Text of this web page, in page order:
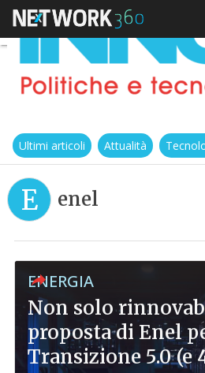
Ultimi articoli Attualità
E enel
ENERGIA
Non solo
proposta di Enel
Transizione 5.0 (e